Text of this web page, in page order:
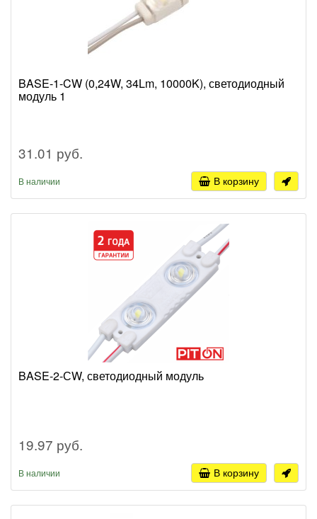
BASE-1-CW (0,24W, 34Lm, 10000K), светодиодный
модуль 1
31.01 руб.
В наличии В корзину
BASE-2-СW, светодиодный модуль
19.97 руб.
В наличии В корзину